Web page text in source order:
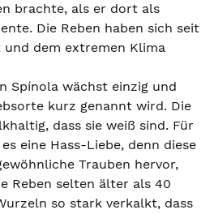
brachte, als er dort als
Die Reben haben sich seit
dem extremen Klima
Spínola wächst einzig und
kurz genannt wird. Die
dass sie weiß sind. Für
eine Hass-Liebe, denn diese
Trauben hervor,
Reben selten älter als 40
so stark verkalkt, dass